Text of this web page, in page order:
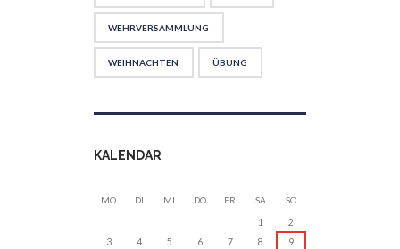
WEHRVERSAMMLUNG
WEIHNACHTEN ÜBUNG
KALENDAR
MO DI MI DO FR SA SO
1
2
3
4 5 6 7 8
9